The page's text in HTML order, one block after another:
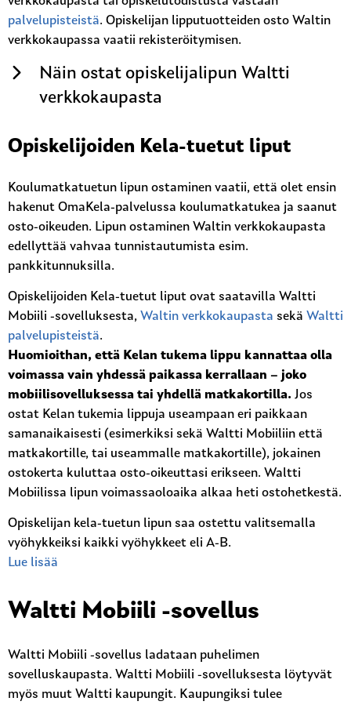
palvelupisteistä. Opiskelijan lipputuotteiden osto Waltin
verkkokaupassa vaatii rekisteröitymisen.
Näin ostat opiskelijalipun Waltti
verkkokaupasta
Opiskelijoiden Kela-tuetut liput
Koulumatkatuetun lipun ostaminen vaatii, että olet ensin
hakenut OmaKela-palvelussa koulumatkatukea ja saanut
osto-oikeuden. Lipun ostaminen Waltin verkkokaupasta
edellyttää vahvaa tunnistautumista esim.
pankkitunnuksilla.
Opiskelijoiden Kela-tuetut liput ovat saatavilla Waltti
Mobiili -sovelluksesta, Waltin verkkokaupasta sekä Waltti
palvelupisteistä.
Huomioithan, että Kelan tukema lippu kannattaa olla
voimassa vain yhdessä paikassa kerrallaan – joko
mobiilisovelluksessa tai yhdellä matkakortilla. Jos
ostat Kelan tukemia lippuja useampaan eri paikkaan
samanaikaisesti (esimerkiksi sekä Waltti Mobiiliin että
matkakortille, tai useammalle matkakortille), jokainen
ostokerta kuluttaa osto-oikeuttasi erikseen. Waltti
Mobiilissa lipun voimassaoloaika alkaa heti ostohetkestä.
Opiskelijan kela-tuetun lipun saa ostettu valitsemalla
vyöhykkeiksi kaikki vyöhykkeet eli A-B.
Lue lisää
Waltti Mobiili -sovellus
Waltti Mobiili -sovellus ladataan puhelimen
sovelluskaupasta. Waltti Mobiili -sovelluksesta löytyvät
myös muut Waltti kaupungit. Kaupungiksi tulee